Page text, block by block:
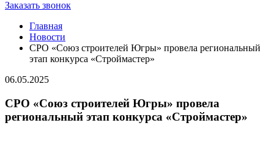
Заказать звонок
Главная
Новости
СРО «Союз строителей Югры» провела региональный
этап конкурса «Строймастер»
06.05.2025
СРО «Союз строителей Югры» провела
региональный этап конкурса «Строймастер»